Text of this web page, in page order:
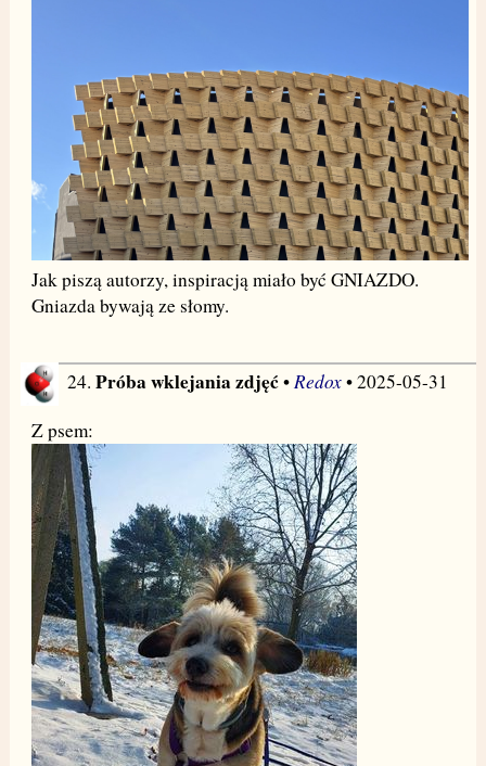
Jak piszą autorzy, inspiracją miało być GNIAZDO.
Gniazda bywają ze słomy.
24. Próba wklejania zdjęć•Redox• 2025-05-31
Z psem: